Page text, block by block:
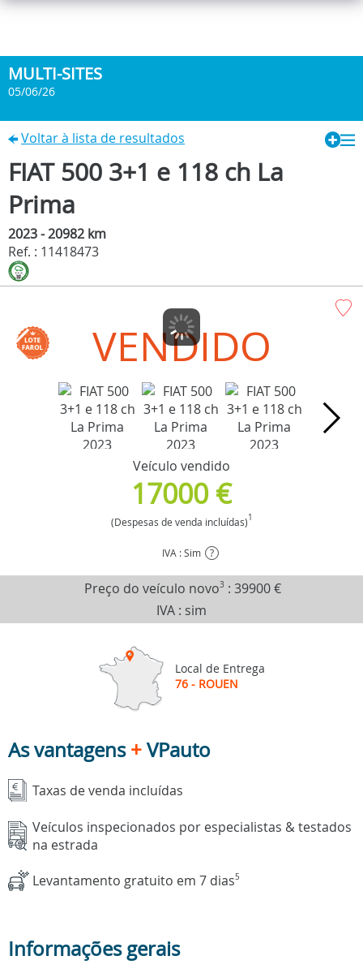
MULTI-SITES
05/06/26
Voltar à lista de resultados
FIAT 500 3+1 e 118 ch La
Prima
2023 - 20982 km
Ref. : 11418473
VENDIDO
Veículo vendido
17000 €
(Despesas de venda incluídas)1
IVA : Sim ?
Preço do veículo novo3 : 39900 €
IVA : sim
Local de Entrega
76 - ROUEN
As vantagens+VPauto
Taxas de venda incluídas
Veículos inspecionados por especialistas & testados
na estrada
Levantamento gratuito em 7 dias5
Informações gerais